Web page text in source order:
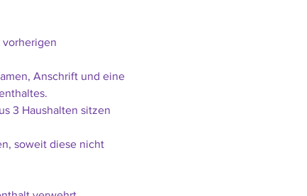
Anschrift und eine
3 Haushalten sitzen
soweit diese nicht